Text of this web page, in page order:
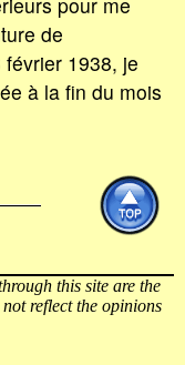
de
1938, je
à la fin du mois
this site are the
reflect the opinions